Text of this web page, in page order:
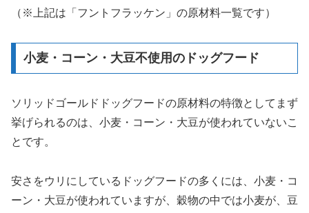
（※上記は「フントフラッケン」の原材料一覧です）
小麦・コーン・大豆不使用のドッグフード
ソリッドゴールドドッグフードの原材料の特徴としてまず
挙げられるのは、小麦・コーン・大豆が使われていないこ
とです。
安さをウリにしているドッグフードの多くには、小麦・コ
ーン・大豆が使われていますが、穀物の中では小麦が、豆